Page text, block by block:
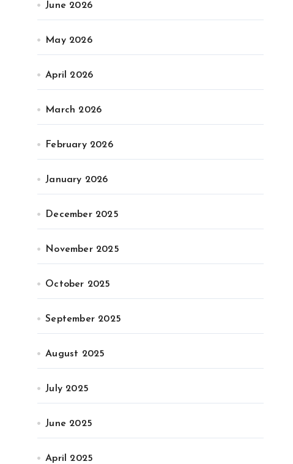
June 2026
May 2026
April 2026
March 2026
February 2026
January 2026
December 2025
November 2025
October 2025
September 2025
August 2025
July 2025
June 2025
April 2025